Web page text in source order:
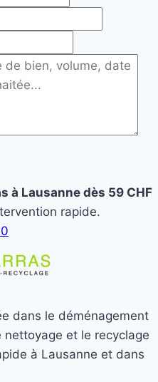
à Lausanne dès 59 CHF
rapide.
dans le déménagement
et le recyclage
à Lausanne et dans